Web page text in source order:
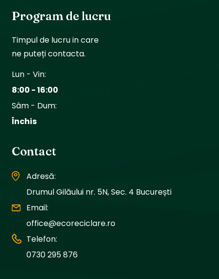
Program de lucru
Timpul de lucru in care
ne puteți contacta.
Lun - Vin:
8:00 - 16:00
Sâm - Dum:
Închis
Contact
Adresă:
Drumul Gilăului nr. 5N, Sec. 4 București
Email:
office@ecoreciclare.ro
Telefon:
0730 295 876